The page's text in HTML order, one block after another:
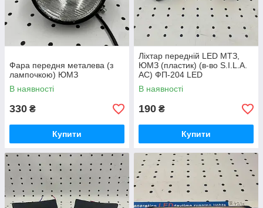
Фара передня металева (з
лампочкою) ЮМЗ
В наявності
330 ₴
Купити
Ліхтар передній LED МТЗ,
ЮМЗ (пластик) (в-во S.I.L.A.
AC) ФП-204 LED
В наявності
190 ₴
Купити